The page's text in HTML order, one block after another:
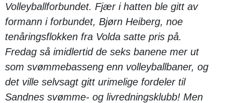
Volleyballforbundet. Fjær i hatten ble gitt av
formann i forbundet, Bjørn Heiberg, noe
tenåringsflokken fra Volda satte pris på.
Fredag så imidlertid de seks banene mer ut
som svømmebasseng enn volleyballbaner, og
det ville selvsagt gitt urimelige fordeler til
Sandnes svømme- og livredningsklubb! Men